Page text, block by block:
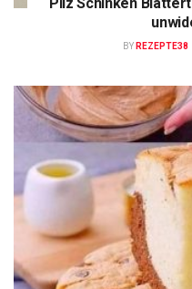
BY REZEPTE38